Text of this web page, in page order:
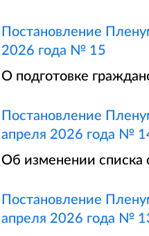
Постановление
2026 года № 15
О подготовке
Постановление
апреля 2026 года №
Об изменении списка
Постановление
апреля 2026 года №